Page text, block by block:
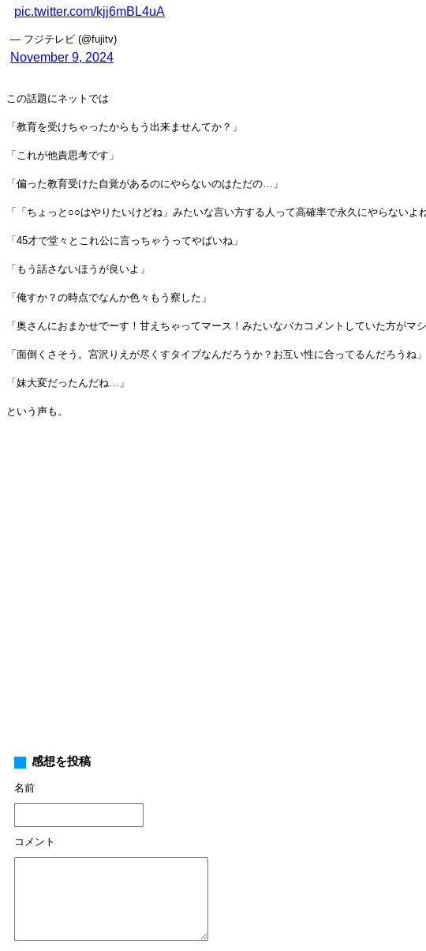
pic.twitter.com/kjj6mBL4uA
— フジテレビ (@fujitv)
November 9, 2024
この話題にネットでは
「教育を受けちゃったからもう出来ませんてか？」
「これが他責思考です」
「偏った教育受けた自覚があるのにやらないのはただの…」
「「ちょっと○○はやりたいけどね」みたいな言い方する人って高確率で永久にやらないよ
「45才で堂々とこれ公に言っちゃうってやばいね」
「もう話さないほうが良いよ」
「俺すか？の時点でなんか色々もう察した」
「奥さんにおまかせでーす！甘えちゃってマース！みたいなバカコメントしていた方がマシ
「面倒くさそう。宮沢りえが尽くすタイプなんだろうか？お互い性に合ってるんだろうね」
「妹大変だったんだね…」
という声も。
感想を投稿
名前
コメント